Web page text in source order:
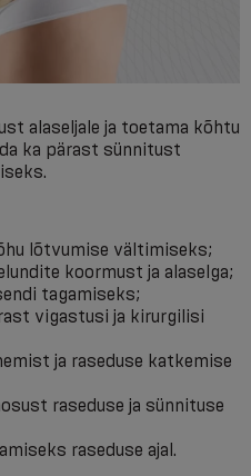
alaseljale ja toetama kõhtu
ka pärast sünnitust
lõtvumise vältimiseks;
koormust ja alaselga;
tagamiseks;
vigastusi ja kirurgilisi
ja raseduse katkemise
raseduse ja sünnituse
raseduse ajal.